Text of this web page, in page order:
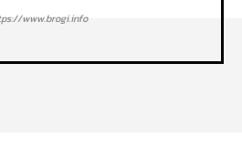
www.brogi.info